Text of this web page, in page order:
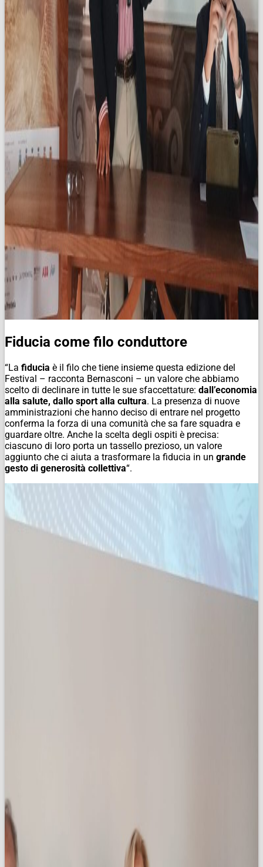
Fiducia come filo conduttore
“La fiducia è il filo che tiene insieme questa edizione del
Festival – racconta Bernasconi – un valore che abbiamo
scelto di declinare in tutte le sue sfaccettature: dall’economia
alla salute, dallo sport alla cultura. La presenza di nuove
amministrazioni che hanno deciso di entrare nel progetto
conferma la forza di una comunità che sa fare squadra e
guardare oltre. Anche la scelta degli ospiti è precisa:
ciascuno di loro porta un tassello prezioso, un valore
aggiunto che ci aiuta a trasformare la fiducia in un grande
gesto di generosità collettiva“.